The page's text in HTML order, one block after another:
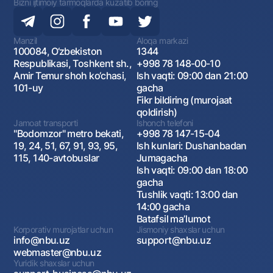
Bizni ijtimoiy tarmoqlarda kuzatib boring
Manzil
100084, O‘zbekiston
Respublikasi, Toshkent sh.,
Amir Temur shoh ko‘chasi,
101-uy
Aloqa markazi
1344
+998 78 148-00-10
Ish vaqti: 09:00 dan 21:00
gacha
Fikr bildiring (murojaat
qoldirish)
Jamoat transporti
"Bodomzor" metro bekati,
19, 24, 51, 67, 91, 93, 95,
115, 140-avtobuslar
Ishonch telefoni
+998 78 147-15-04
Ish kunlari: Dushanbadan
Jumagacha
Ish vaqti: 09:00 dan 18:00
gacha
Tushlik vaqti: 13:00 dan
14:00 gacha
Batafsil maʼlumot
Korporativ murojatlar uchun
info@nbu.uz
webmaster@nbu.uz
Jismoniy shaxslar uchun
support@nbu.uz
Yuridik shaxslar uchun